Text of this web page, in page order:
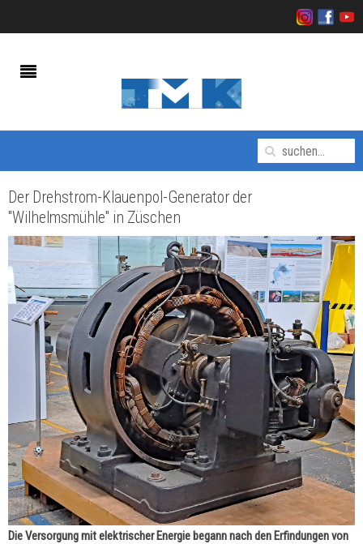
Der Drehstrom-Klauenpol-Generator der
"Wilhelmsmühle" in Züschen
Die Versorgung mit elektrischer Energie begann nach den Erfindungen von